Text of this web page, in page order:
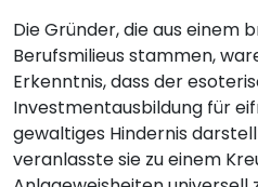
Die Gründer, die aus einem
Berufsmilieus stammen,
Erkenntnis, dass der
Investmentausbildung für
gewaltiges Hindernis
veranlasste sie zu einem